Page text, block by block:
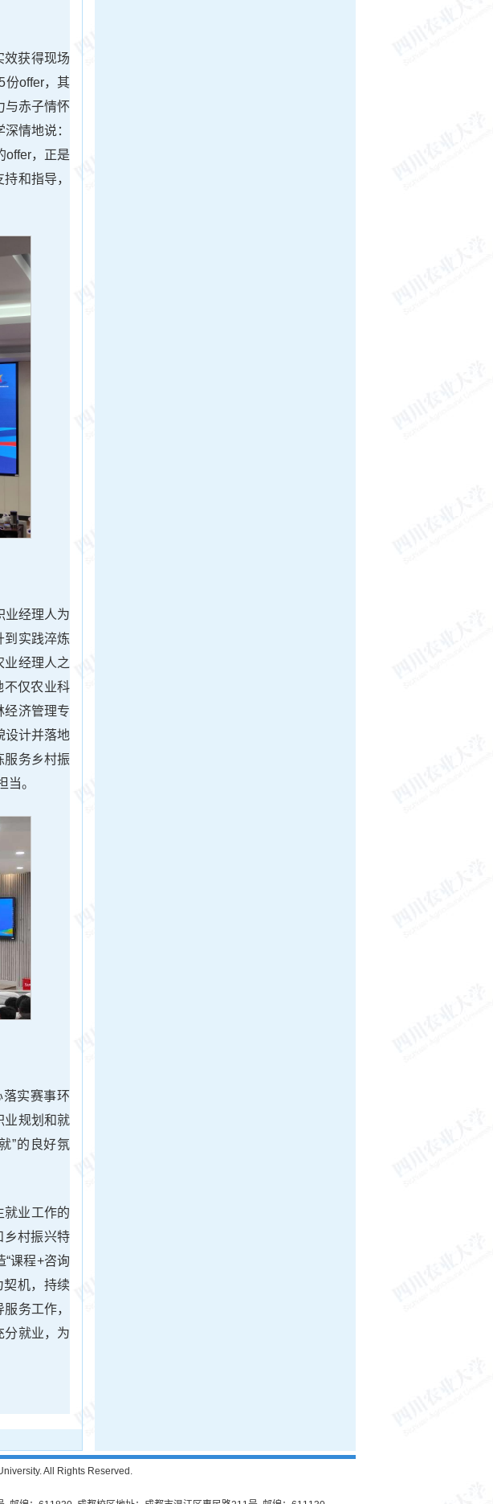
效获得现场
份offer，其
与赤子情怀
情地说：
offer，正是
和指导，
业经理人为
到实践淬炼
业经理人之
不仅农业科
经济管理专
设计并落地
服务乡村振
当。
实赛事环
业规划和就
”的良好氛
就业工作的
乡村振兴特
课程+咨询
契机，持续
务工作，
分就业，为
All Rights Reserved.